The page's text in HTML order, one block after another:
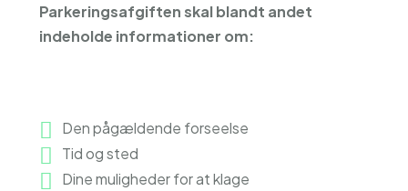
Parkeringsafgiften skal blandt andet
indeholde informationer om:
Den pågældende forseelse
Tid og sted
Dine muligheder for at klage